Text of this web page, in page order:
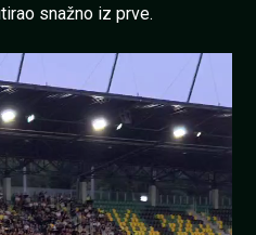
snažno iz prve.